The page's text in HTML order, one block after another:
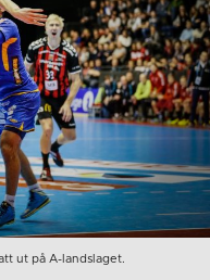
ut på A-landslaget.